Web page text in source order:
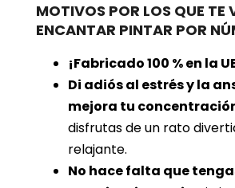
MOTIVOS POR LOS QUE TE
ENCANTAR PINTAR POR
¡Fabricado 100 % en la
Di adiós al estrés y la
mejora tu
disfrutas de un rato
relajante.
No hace falta que